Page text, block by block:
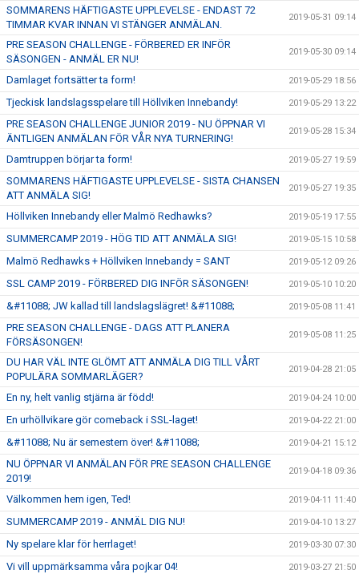
SOMMARENS HÄFTIGASTE UPPLEVELSE - ENDAST 72
TIMMAR KVAR INNAN VI STÄNGER ANMÄLAN.
2019-05-31 09:14
PRE SEASON CHALLENGE - FÖRBERED ER INFÖR
SÄSONGEN - ANMÄL ER NU!
2019-05-30 09:14
Damlaget fortsätter ta form! 2019-05-29 18:56
Tjeckisk landslagsspelare till Höllviken Innebandy! 2019-05-29 13:22
PRE SEASON CHALLENGE JUNIOR 2019 - NU ÖPPNAR VI
ÄNTLIGEN ANMÄLAN FÖR VÅR NYA TURNERING!
2019-05-28 15:34
Damtruppen börjar ta form! 2019-05-27 19:59
SOMMARENS HÄFTIGASTE UPPLEVELSE - SISTA CHANSEN
ATT ANMÄLA SIG!
2019-05-27 19:35
Höllviken Innebandy eller Malmö Redhawks? 2019-05-19 17:55
SUMMERCAMP 2019 - HÖG TID ATT ANMÄLA SIG! 2019-05-15 10:58
Malmö Redhawks + Höllviken Innebandy = SANT 2019-05-12 09:26
SSL CAMP 2019 - FÖRBERED DIG INFÖR SÄSONGEN! 2019-05-10 10:20
&#11088; JW kallad till landslagslägret! &#11088; 2019-05-08 11:41
PRE SEASON CHALLENGE - DAGS ATT PLANERA
FÖRSÄSONGEN!
2019-05-08 11:25
DU HAR VÄL INTE GLÖMT ATT ANMÄLA DIG TILL VÅRT
POPULÄRA SOMMARLÄGER?
2019-04-28 21:05
En ny, helt vanlig stjärna är född! 2019-04-24 10:00
En urhöllvikare gör comeback i SSL-laget! 2019-04-22 21:00
&#11088; Nu är semestern över! &#11088; 2019-04-21 15:12
NU ÖPPNAR VI ANMÄLAN FÖR PRE SEASON CHALLENGE
2019!
2019-04-18 09:36
Välkommen hem igen, Ted! 2019-04-11 11:40
SUMMERCAMP 2019 - ANMÄL DIG NU! 2019-04-10 13:27
Ny spelare klar för herrlaget! 2019-03-30 07:30
Vi vill uppmärksamma våra pojkar 04! 2019-03-27 21:50